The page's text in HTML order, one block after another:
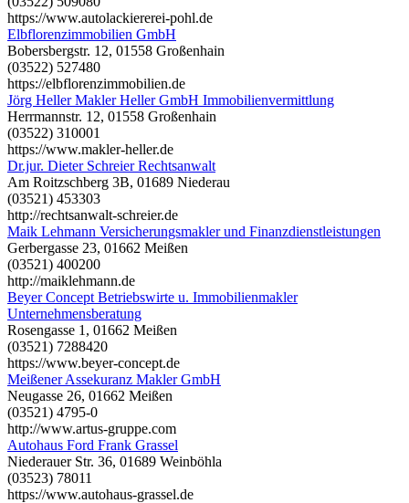
https://www.autolackiererei-pohl.de
Elbflorenzimmobilien GmbH
Bobersbergstr. 12, 01558 Großenhain
(03522) 527480
https://elbflorenzimmobilien.de
Jörg Heller Makler Heller GmbH Immobilienvermittlung
Herrmannstr. 12, 01558 Großenhain
(03522) 310001
https://www.makler-heller.de
Dr.jur. Dieter Schreier Rechtsanwalt
Am Roitzschberg 3B, 01689 Niederau
(03521) 453303
http://rechtsanwalt-schreier.de
Maik Lehmann Versicherungsmakler und Finanzdienstleistungen
Gerbergasse 23, 01662 Meißen
(03521) 400200
http://maiklehmann.de
Beyer Concept Betriebswirte u. Immobilienmakler
Unternehmensberatung
Rosengasse 1, 01662 Meißen
(03521) 7288420
https://www.beyer-concept.de
Meißener Assekuranz Makler GmbH
Neugasse 26, 01662 Meißen
(03521) 4795-0
http://www.artus-gruppe.com
Autohaus Ford Frank Grassel
Niederauer Str. 36, 01689 Weinböhla
(03523) 78011
https://www.autohaus-grassel.de